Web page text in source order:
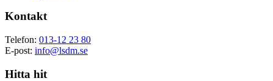
Kontakt
Telefon: 013-12 23 80
E-post: info@lsdm.se
Hitta hit